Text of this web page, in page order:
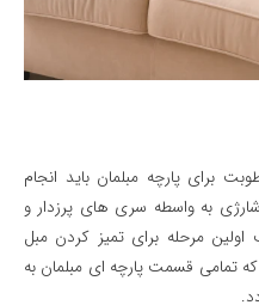
برای پارچه مبلمان باید انجام
به واسطه سری های پرزدار و
مرحله برای تمیز کردن مبل
تمامی قسمت پارچه ای مبلمان به